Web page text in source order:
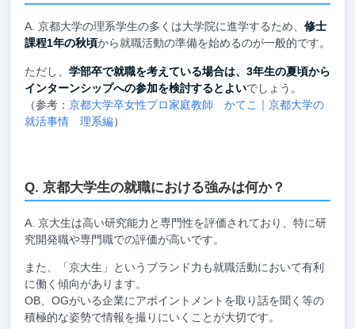
京都大学の理系学生の多くは大学院に進学するため、 修士
課程1年の秋頃から就職活動の準備を始めるのが一般的です。
ただし、 学部卒で就職を考えている場合は、3年生の夏頃から
インターンシップへの参加を検討するとよいでしょう。
（参考： 京都大学卒女性プロ家庭教師 かてこ｜京都大学の
就活事情 理系編）
京都大学生の就職における強みは何か？
京大生は高い研究能力と専門性を評価されており、特に研
究開発職や専門職での評価が高いです。
また、「京大生」というブランド力も就職活動において有利
に働く傾向があります。
OB、OGがいる企業にアポイントメントを取り話を聞く等の
積極的な姿勢で情報を撮りにいくことが大切です。